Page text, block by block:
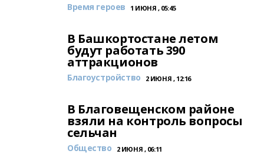
Время героев 1 ИЮНЯ , 05:45
В Башкортостане летом
будут работать 390
аттракционов
Благоустройство 2 ИЮНЯ , 12:16
В Благовещенском районе
взяли на контроль вопросы
сельчан
Общество 2 ИЮНЯ , 06:11